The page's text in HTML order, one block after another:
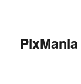
PixMania